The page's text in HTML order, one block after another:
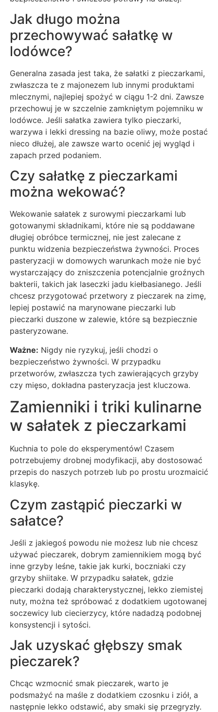
Jak długo można
przechowywać sałatkę w
lodówce?
Generalna zasada jest taka, że sałatki z pieczarkami,
zwłaszcza te z majonezem lub innymi produktami
mlecznymi, najlepiej spożyć w ciągu 1-2 dni. Zawsze
przechowuj je w szczelnie zamkniętym pojemniku w
lodówce. Jeśli sałatka zawiera tylko pieczarki,
warzywa i lekki dressing na bazie oliwy, może postać
nieco dłużej, ale zawsze warto ocenić jej wygląd i
zapach przed podaniem.
Czy sałatkę z pieczarkami
można wekować?
Wekowanie sałatek z surowymi pieczarkami lub
gotowanymi składnikami, które nie są poddawane
długiej obróbce termicznej, nie jest zalecane z
punktu widzenia bezpieczeństwa żywności. Proces
pasteryzacji w domowych warunkach może nie być
wystarczający do zniszczenia potencjalnie groźnych
bakterii, takich jak laseczki jadu kiełbasianego. Jeśli
chcesz przygotować przetwory z pieczarek na zimę,
lepiej postawić na marynowane pieczarki lub
pieczarki duszone w zalewie, które są bezpiecznie
pasteryzowane.
Ważne: Nigdy nie ryzykuj, jeśli chodzi o
bezpieczeństwo żywności. W przypadku
przetworów, zwłaszcza tych zawierających grzyby
czy mięso, dokładna pasteryzacja jest kluczowa.
Zamienniki i triki kulinarne
w sałatek z pieczarkami
Kuchnia to pole do eksperymentów! Czasem
potrzebujemy drobnej modyfikacji, aby dostosować
przepis do naszych potrzeb lub po prostu urozmaicić
klasykę.
Czym zastąpić pieczarki w
sałatce?
Jeśli z jakiegoś powodu nie możesz lub nie chcesz
używać pieczarek, dobrym zamiennikiem mogą być
inne grzyby leśne, takie jak kurki, boczniaki czy
grzyby shiitake. W przypadku sałatek, gdzie
pieczarki dodają charakterystycznej, lekko ziemistej
nuty, można też spróbować z dodatkiem ugotowanej
soczewicy lub ciecierzycy, które nadadzą podobnej
konsystencji i sytości.
Jak uzyskać głębszy smak
pieczarek?
Chcąc wzmocnić smak pieczarek, warto je
podsmażyć na maśle z dodatkiem czosnku i ziół, a
następnie lekko odstawić, aby smaki się przegryzły.